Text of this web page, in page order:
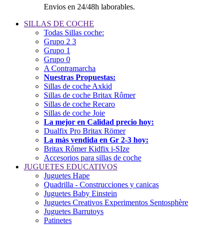
Envios en 24/48h laborables.
SILLAS DE COCHE
Todas Sillas coche:
Grupo 2 3
Grupo 1
Grupo 0
A Contramarcha
Nuestras Propuestas:
Sillas de coche Axkid
Sillas de coche Britax Rômer
Sillas de coche Recaro
Sillas de coche Joie
La mejor en Calidad precio hoy:
Dualfix Pro Britax Römer
La màs vendida en Gr 2-3 hoy:
Britax Rômer Kidfix i-SIze
Accesorios para sillas de coche
JUGUETES EDUCATIVOS
Juguetes Hape
Quadrilla - Construcciones y canicas
Juguetes Baby Einstein
Juguetes Creativos Experimentos Sentosphère
Juguetes Barrutoys
Patinetes